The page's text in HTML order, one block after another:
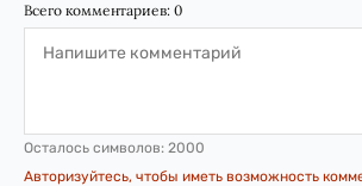
Всего комментариев: 0
Осталось символов: 2000
Авторизуйтесь, чтобы иметь возможность